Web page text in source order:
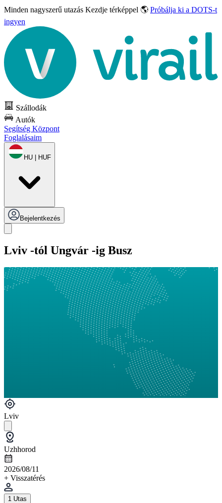
Minden nagyszerű utazás Kezdje térképpel 🌎 Próbálja ki a DOTS-t
ingyen
Szállodák
Autók
Segítség Központ
Foglalásaim
HU | HUF
Bejelentkezés
Lviv -tól Ungvár -ig Busz
Lviv
Uzhhorod
2026/08/11
+ Visszatérés
1 Utas